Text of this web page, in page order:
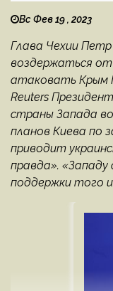
Вс Фев 19 , 2023
Глава Чехии
воздержаться
атаковать Крым
Reuters
страны Запада
планов Киева по
приводит
правда».
поддержки того